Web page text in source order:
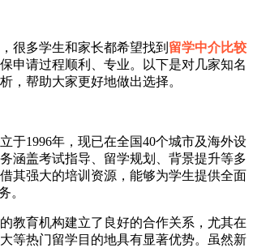
很多学生和家长都希望找到 留学中介比较
申请过程顺利、专业。以下是对几家知名
，帮助大家更好地做出选择。
于1996年，现已在全国40个城市及海外设
涵盖考试指导、留学规划、背景提升等多
其强大的培训资源，能够为学生提供全面
。
教育机构建立了良好的合作关系，尤其在
等热门留学目的地具有显著优势。虽然新